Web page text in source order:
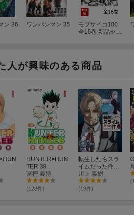
ン 36 ワンパンマン 35
モブサイコ100
全16巻 新品セッ
人が興味のある商品
HUNTER×HUN
TER 38
冨樫 義博
(128件)
転生したらスラ
イムだった件
（32）
川上 泰樹
(19件)